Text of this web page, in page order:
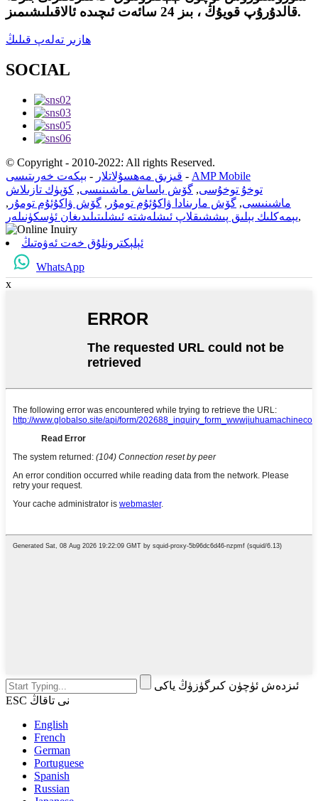
قالدۇرۇپ قويۇڭ ، بىز 24 سائەت ئىچىدە ئالاقىلىشىمىز.
ھازىر تەلەپ قىلىڭ
SOCIAL
© Copyright - 2010-2022: All rights Reserved.
قىزىق مەھسۇلاتلار - بېكەت خەرىتىسى - AMP Mobile
توخۇ توخۇسى, گۆش ياساش ماشىنىسى, كۆپۈك تازىلاش
ماشىنىسى, گۆش مارىنادا ۋاكۇئۇم تومۇر , گۆش ۋاكۇئۇم تومۇر ,
يېمەكلىك بېلىق پىششىقلاپ ئىشلەشتە ئىشلىتىلىدىغان ئۈسكۈنىلەر,
ئېلېكترونلۇق خەت ئەۋەتىڭ
WhatsApp
x
ئىزدەش ئۈچۈن كىرگۈزۈڭ ياكى
ESC نى تاقاڭ
English
French
German
Portuguese
Spanish
Russian